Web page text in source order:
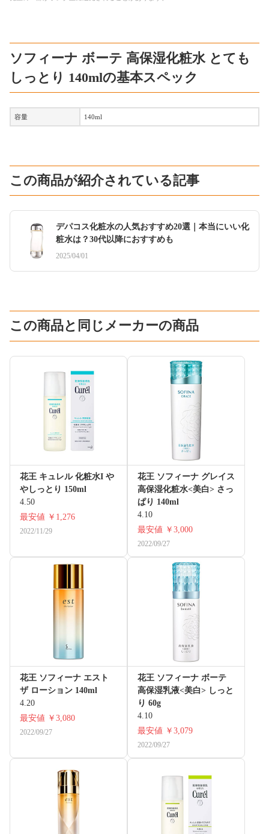
ソフィーナ ボーテ 高保湿化粧水 とても
しっとり 140mlの基本スペック
容量 140ml
この商品が紹介されている記事
デパコス化粧水の人気おすすめ20選｜本当にいい化
粧水は？30代以降におすすめも
2025/04/01
この商品と同じメーカーの商品
花王 キュレル 化粧水I や
やしっとり 150ml
4.50
最安値 ￥1,276
2022/11/29
花王 ソフィーナ グレイス
高保湿化粧水<美白> さっ
ぱり 140ml
4.10
最安値 ￥3,000
2022/09/27
花王 ソフィーナ エスト
ザ ローション 140ml
4.20
最安値 ￥3,080
2022/09/27
花王 ソフィーナ ボーテ
高保湿乳液<美白> しっと
り 60g
4.10
最安値 ￥3,079
2022/09/27